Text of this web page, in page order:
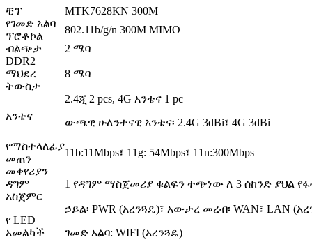
ቺፕ
MTK7628KN 300M
የገመድ አልባ
ፕሮቶኮል
802.11b/g/n 300M MIMO
ብልጭታ
2 ሜባ
DDR2
ማህደረ
ትውስታ
8 ሜባ
አንቴና
2.4ጂ 2 pcs, 4G አንቴና 1 pc
ውጫዊ ሁለንተናዊ አንቴና፡ 2.4G 3dBi፣ 4G 3dBi
የማስተላለፊያ
መጠን
11b:11Mbps፣ 11g: 54Mbps፣ 11n:300Mbps
መቀየሪያን
ዳግም
አስጀምር
1 የዳግም ማስጀመሪያ ቁልፍን ተጭነው ለ 3 ሰከንድ ያህል
የ LED
አመልካች
ኃይል፡ PWR (አረንጓዴ)፣ አውታረ መረብ፡ WAN፣ LAN
ገመድ አልባ: WIFI (አረንጓዴ)